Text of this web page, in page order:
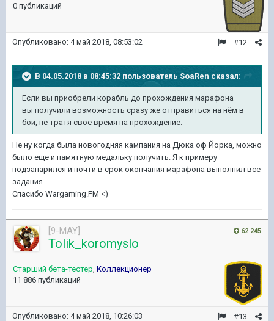
0 публикаций
#12
Опубликовано: 4 май 2018, 08:53:02
В 04.05.2018 в 08:45:32 пользователь SoaRen сказал:
Если вы приобрели корабль до прохождения марафона —
вы получили возможность сразу же отправиться на нём в
бой, не тратя своё время на прохождение.
Не ну когда была новогодняя кампания на Дюка оф Йорка, можно
было еще и памятную медальку получить. Я к примеру
подзапарился и почти в срок окончания марафона выполнил все
задания.
Спасибо Wargaming.FM <)
62 245
[9-MAY]
Tolik_koromyslo
Старший бета-тестер, Коллекционер
11 886 публикаций
#13
Опубликовано: 4 май 2018, 10:26:03